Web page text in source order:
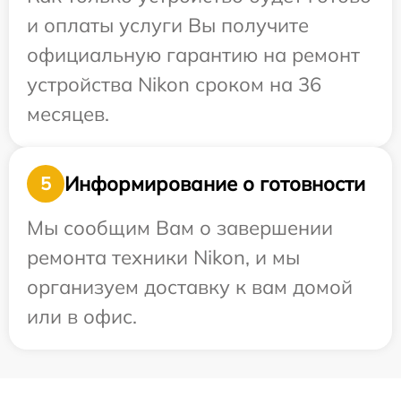
и оплаты услуги Вы получите
официальную гарантию на ремонт
устройства Nikon сроком на 36
месяцев.
5
Информирование о готовности
Мы сообщим Вам о завершении
ремонта техники Nikon, и мы
организуем доставку к вам домой
или в офис.